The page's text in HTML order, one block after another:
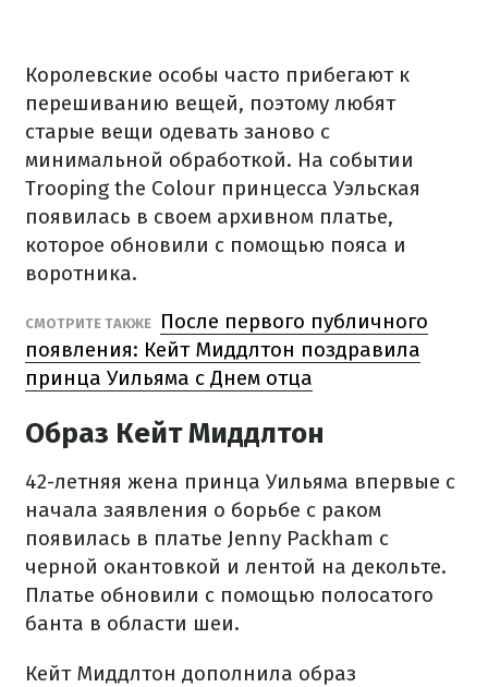
Королевские особы часто прибегают к
перешиванию вещей, поэтому любят
старые вещи одевать заново с
минимальной обработкой. На событии
Trooping the Colour принцесса Уэльская
появилась в своем архивном платье,
которое обновили с помощью пояса и
воротника.
СМОТРИТЕ ТАКЖЕ
После первого публичного
появления: Кейт Миддлтон поздравила
принца Уильяма с Днем отца
Образ Кейт Миддлтон
42-летняя жена принца Уильяма впервые с
начала заявления о борьбе с раком
появилась в платье Jenny Packham с
черной окантовкой и лентой на декольте.
Платье обновили с помощью полосатого
банта в области шеи.
Кейт Миддлтон дополнила образ